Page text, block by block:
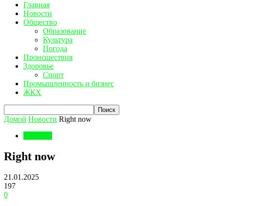
Главная
Новости
Общество
Образование
Культура
Погода
Происшествия
Здоровье
Спорт
Промышленность и бизнес
ЖКХ
Домой Новости Right now
Right now
21.01.2025
197
0